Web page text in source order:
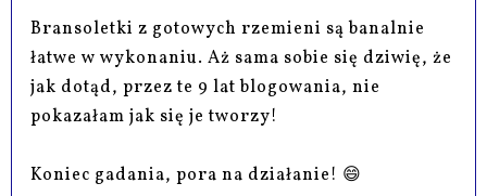
Bransoletki z gotowych rzemieni są banalnie
łatwe w wykonaniu. Aż sama sobie się dziwię, że
jak dotąd, przez te 9 lat blogowania, nie
pokazałam jak się je tworzy!
Koniec gadania, pora na działanie! 😄